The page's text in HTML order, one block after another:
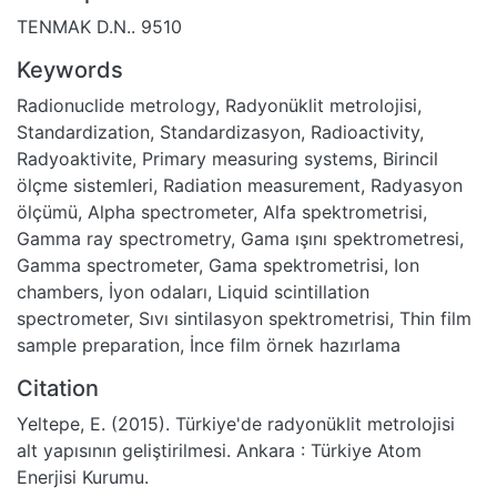
TENMAK D.N.. 9510
Keywords
Radionuclide metrology, Radyonüklit metrolojisi,
Standardization, Standardizasyon, Radioactivity,
Radyoaktivite, Primary measuring systems, Birincil
ölçme sistemleri, Radiation measurement, Radyasyon
ölçümü, Alpha spectrometer, Alfa spektrometrisi,
Gamma ray spectrometry, Gama ışını spektrometresi,
Gamma spectrometer, Gama spektrometrisi, Ion
chambers, İyon odaları, Liquid scintillation
spectrometer, Sıvı sintilasyon spektrometrisi, Thin film
sample preparation, İnce film örnek hazırlama
Citation
Yeltepe, E. (2015). Türkiye'de radyonüklit metrolojisi
alt yapısının geliştirilmesi. Ankara : Türkiye Atom
Enerjisi Kurumu.